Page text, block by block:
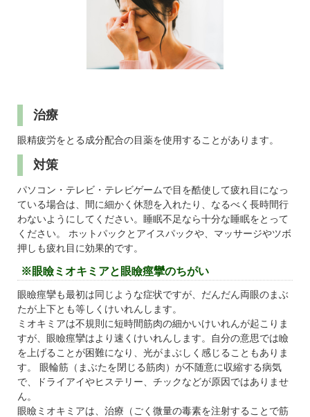
治療
眼精疲労をとる成分配合の目薬を使用することがあります。
対策
パソコン・テレビ・テレビゲームで目を酷使して疲れ目になっ
ている場合は、間に細かく休憩を入れたり、なるべく長時間行
わないようにしてください。睡眠不足なら十分な睡眠をとって
ください。 ホットパックとアイスパックや、マッサージやツボ
押しも疲れ目に効果的です。
※眼瞼ミオキミアと眼瞼痙攣のちがい
眼瞼痙攣も最初は同じような症状ですが、だんだん両眼のまぶ
たが上下とも等しくけいれんします。
ミオキミアは不規則に短時間筋肉の細かいけいれんが起こりま
すが、眼瞼痙攣はより速くけいれんします。自分の意思では瞼
を上げることが困難になり、光がまぶしく感じることもありま
す。 眼輪筋（まぶたを閉じる筋肉）が不随意に収縮する病気
で、ドライアイやヒステリー、チックなどが原因ではありませ
ん。
眼瞼ミオキミアは、治療（ごく微量の毒素を注射することで筋